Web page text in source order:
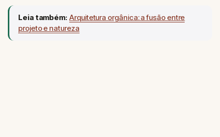
Leia também: Arquitetura orgânica: a fusão entre
projeto e natureza